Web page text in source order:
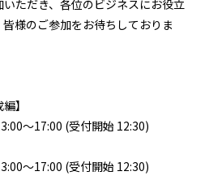
ただき、各位のビジネスにお役立
様のご参加をお待ちしておりま
】
～17:00 (受付開始 12:30)
～17:00 (受付開始 12:30)